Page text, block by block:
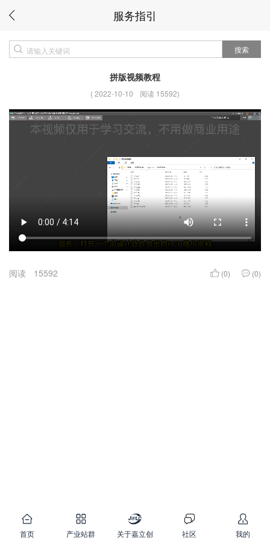
服务指引
搜索
拼版视频教程
(2022-10-10 阅读 15592)
阅读 15592 (0) (0)
首页 产业站群 关于嘉立创 社区 我的